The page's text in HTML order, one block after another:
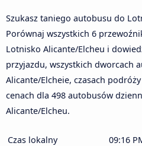
Szukasz taniego autobusu do
Porównaj wszystkich 6
Lotnisko Alicante/Elcheu i
przyjazdu, wszystkich dworcach
Alicante/Elcheie, czasach
cenach dla 498 autobusów
Alicante/Elcheu.
Czas lokalny
09:16